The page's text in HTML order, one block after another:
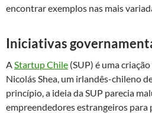
encontrar exemplos nas mais
Iniciativas
AStartup Chile (SUP) é uma
Nicolás Shea, um irlandês-chileno
princípio, a ideia da SUP parecia
empreendedores estrangeiros para